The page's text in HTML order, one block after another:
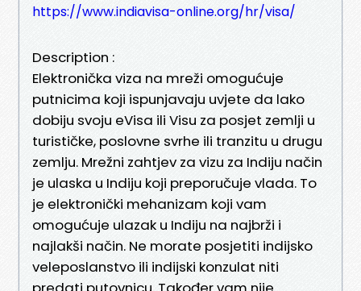
https://www.indiavisa-online.org/hr/visa/
Description :
Elektronička viza na mreži omogućuje
putnicima koji ispunjavaju uvjete da lako
dobiju svoju eVisa ili Visu za posjet zemlji u
turističke, poslovne svrhe ili tranzitu u drugu
zemlju. Mrežni zahtjev za vizu za Indiju način
je ulaska u Indiju koji preporučuje vlada. To
je elektronički mehanizam koji vam
omogućuje ulazak u Indiju na najbrži i
najlakši način. Ne morate posjetiti indijsko
veleposlanstvo ili indijski konzulat niti